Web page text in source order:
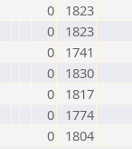
0
1823
0
1823
0
1741
0
1830
0
1817
0
1774
0 1804